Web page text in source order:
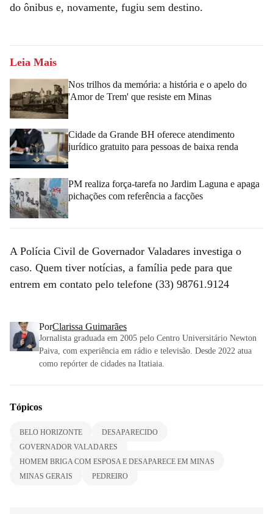
do ônibus e, novamente, fugiu sem destino.
Leia Mais
Nos trilhos da memória: a história e o apelo do
'Amor de Trem' que resiste em Minas
Cidade da Grande BH oferece atendimento
jurídico gratuito para pessoas de baixa renda
PM realiza força-tarefa no Jardim Laguna e apaga
pichações com referência a facções
A Polícia Civil de Governador Valadares investiga o
caso. Quem tiver notícias, a família pede para que
entrem em contato pelo telefone (33) 98761.9124
PorClarissa Guimarães
Jornalista graduada em 2005 pelo Centro Universitário Newton
Paiva, com experiência em rádio e televisão. Desde 2022 atua
como repórter de cidades na Itatiaia.
Tópicos
BELO HORIZONTE
DESAPARECIDO
GOVERNADOR VALADARES
HOMEM BRIGA COM ESPOSA E DESAPARECE EM MINAS
MINAS GERAIS
PEDREIRO